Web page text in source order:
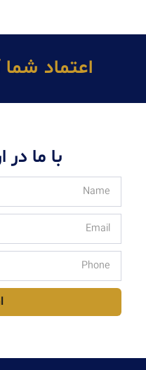
اعتماد
با ما در